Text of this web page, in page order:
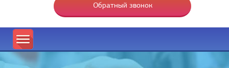
Обратный звонок